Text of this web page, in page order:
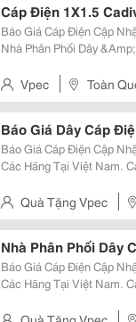
Cáp Điện 1X1.5
Báo Giá Cáp Điện Cập Nhật Mới Nhất --------------------------------------------------------
Nhà Phân Phối Dây &Amp; Cáp
Vpec Toàn
Báo Giá Dây Cáp
Báo Giá Cáp Điện Cập Nhật Mới Nhất Tổng Hợp Bảng Báo Giá Cáp Điện Của
Các Hãng Tại Việt Nam.
Vpec.vn Vpec.vn
Quà Tặng Vpec
Nhà Phân Phối Dây
Báo Giá Cáp Điện Cập Nhật Mới Nhất Tổng Hợp Bảng Báo Giá Cáp Điện Của
Các Hãng Tại Việt Nam.
Vpec.vn Vpec.vn